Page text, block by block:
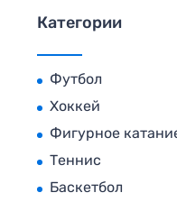
Категории
Футбол
Хоккей
Фигурное
Теннис
Баскетбол